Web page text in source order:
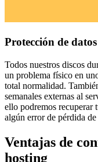
Protección de
Todos nuestros discos
un problema físico en
total normalidad.
semanales externas al
ello podremos recuperar
algún error de pérdida de
Ventajas de
hosting